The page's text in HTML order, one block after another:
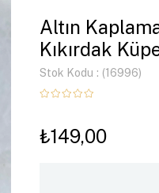
Altın
Kıkırdak
Stok Kodu (16996)
₺149,00